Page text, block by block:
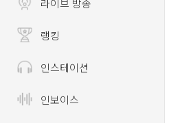
랭킹
인스테이션
인보이스